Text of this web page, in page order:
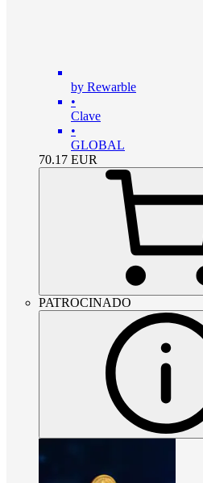
by Rewarble
•
Clave
•
GLOBAL
70.17 EUR
PATROCINADO